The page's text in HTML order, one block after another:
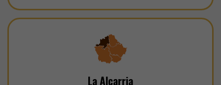
La Alcarria